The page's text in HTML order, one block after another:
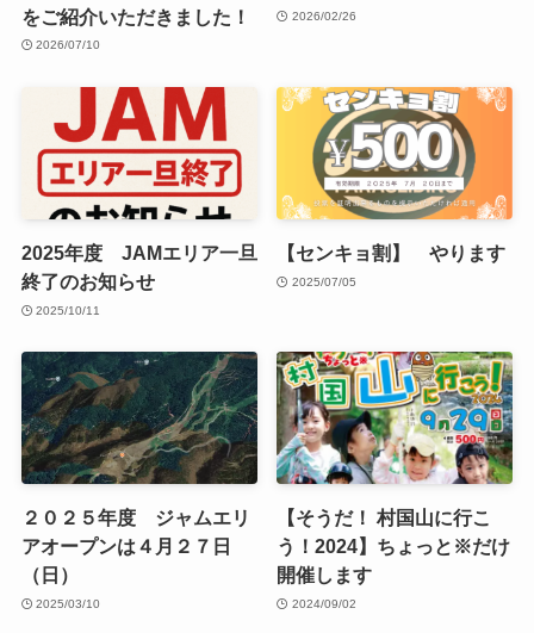
をご紹介いただきました！
2026/07/10
2026/02/26
2025年度 JAMエリア一旦
終了のお知らせ
2025/10/11
【センキョ割】 やります
2025/07/05
２０２５年度 ジャムエリ
アオープンは４月２７日
（日）
2025/03/10
【そうだ！ 村国山に行こ
う！2024】ちょっと※だけ
開催します
2024/09/02